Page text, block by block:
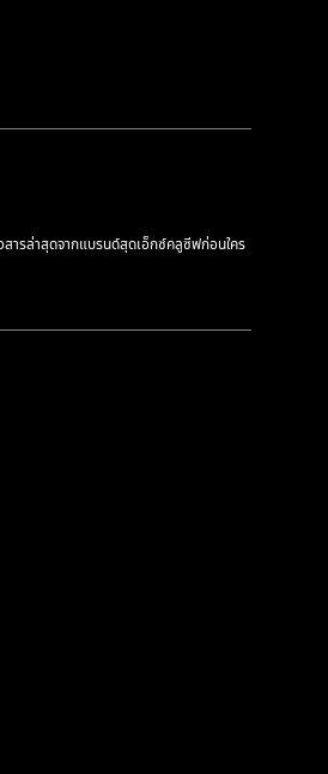
ารล่าสุดจากแบรนด์สุดเอ็กซ์คลูซีฟก่อนใคร